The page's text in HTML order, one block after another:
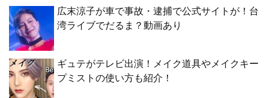
広末涼子が車で事故・逮捕で公式サイトが！台
湾ライブでだるま？動画あり
ギュテがテレビ出演！メイク道具やメイクキー
プミストの使い方も紹介！